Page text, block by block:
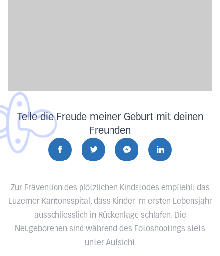
Teile die Freude meiner Geburt mit deinen
Freunden
Zur Prävention des plötzlichen Kindstodes empfiehlt das
Luzerner Kantonsspital, dass Kinder im ersten Lebensjahr
ausschliesslich in Rückenlage schlafen. Die
Neugeborenen sind während des Fotoshootings stets
unter Aufsicht